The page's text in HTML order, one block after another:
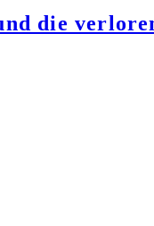
die